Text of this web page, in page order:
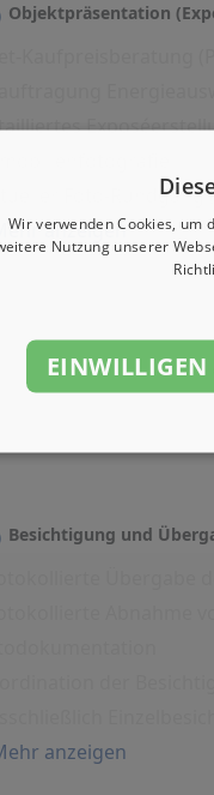
Objektpräsentation
Foto-Rundgang
anzeigen
Besichtigung und
anzeigen
Wir verwenden Cookies, um
Nutzung unserer
EINWILLIGEN